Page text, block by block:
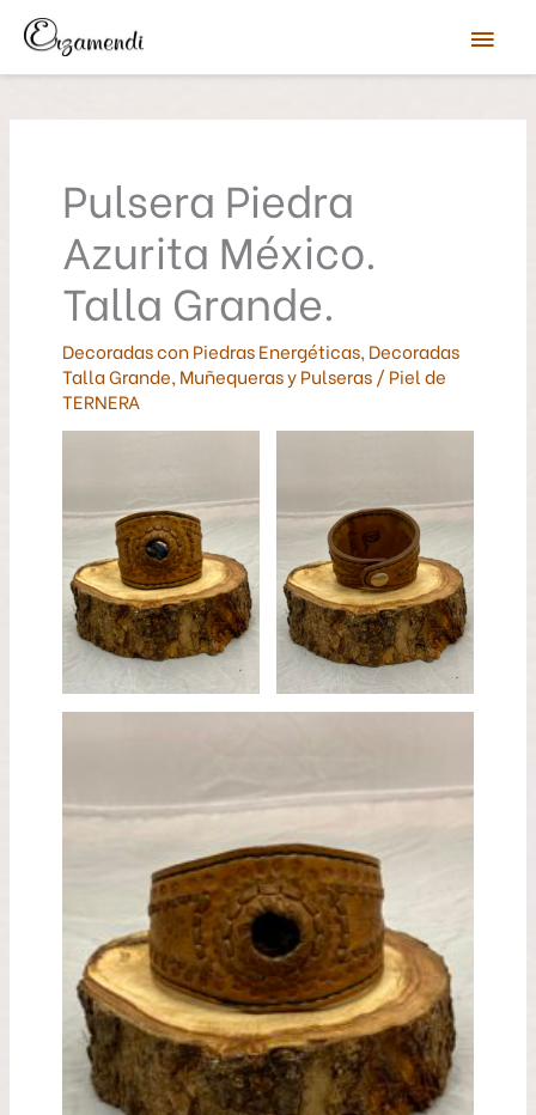
contenido
Pulsera Piedra
Azurita México.
Talla Grande.
Decoradas con Piedras Energéticas, Decoradas
Talla Grande, Muñequeras y Pulseras/ Piel de
TERNERA